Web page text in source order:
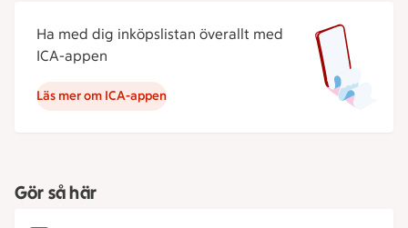
Ha med dig inköpslistan överallt med
ICA-appen
Läs mer om ICA-appen
Gör så här